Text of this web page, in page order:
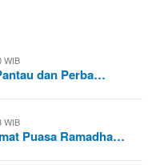
WIB
dan Perba…
WIB
Puasa Ramadha…